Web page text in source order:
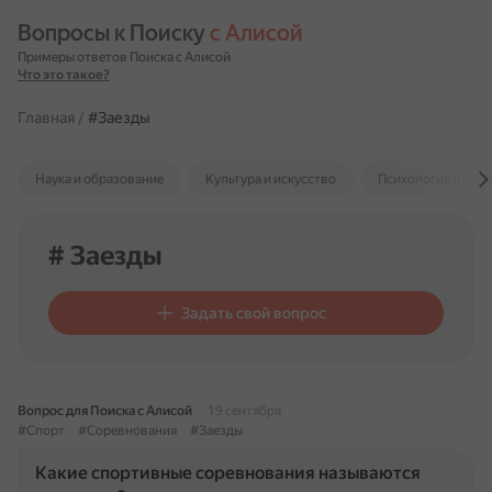
Вопросы к Поиску с Алисой
Примеры ответов Поиска с Алисой
Что это такое?
Главная / #Заезды
Наука и образование Культура и искусство Психология и
# Заезды
Задать свой вопрос
Вопрос для Поиска с Алисой
19 сентября
#Спорт
#Соревнования #Заезды
Какие спортивные соревнования называются